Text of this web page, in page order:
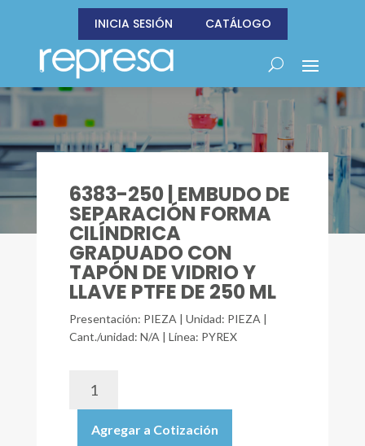
INICIA SESIÓN CATÁLOGO
6383-250 | EMBUDO DE
SEPARACIÓN FORMA
CILÍNDRICA
GRADUADO CON
TAPÓN DE VIDRIO Y
LLAVE PTFE DE 250 ML
Presentación: PIEZA | Unidad: PIEZA |
Cant./unidad: N/A | Línea: PYREX
EMBUDO
Agregar a Cotización